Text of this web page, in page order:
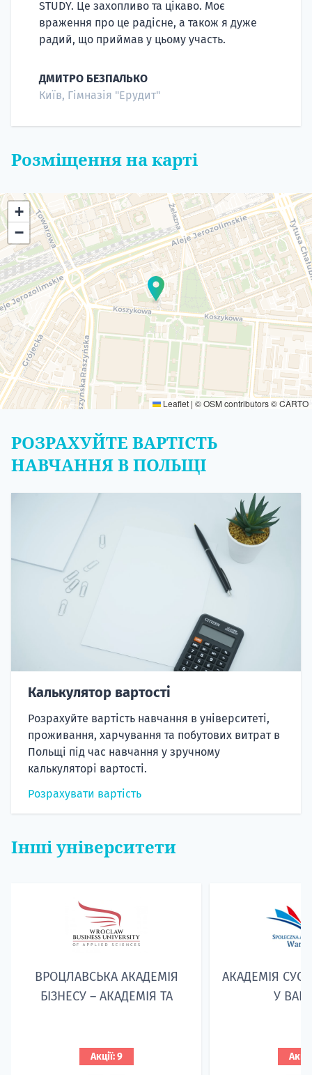
STUDY. Це захопливо та цікаво. Моє
враження про це радісне, а також я дуже
радий, що приймав у цьому участь.
ДМИТРО БЕЗПАЛЬКО
Київ, Гімназія "Ерудит"
Розміщення на карті
+
−
Leaflet | ©OSMcontributors ©CARTO
РОЗРАХУЙТЕ ВАРТІСТЬ
НАВЧАННЯ В ПОЛЬЩІ
Калькулятор вартості
Розрахуйте вартість навчання в університеті,
проживання, харчування та побутових витрат в
Польщі під час навчання у зручному
калькуляторі вартості.
Розрахувати вартість
Інші університети
ВРОЦЛАВСЬКА АКАДЕМІЯ
БІЗНЕСУ – АКАДЕМІЯ TA
Акції: 9
АКАДЕМІЯ
У